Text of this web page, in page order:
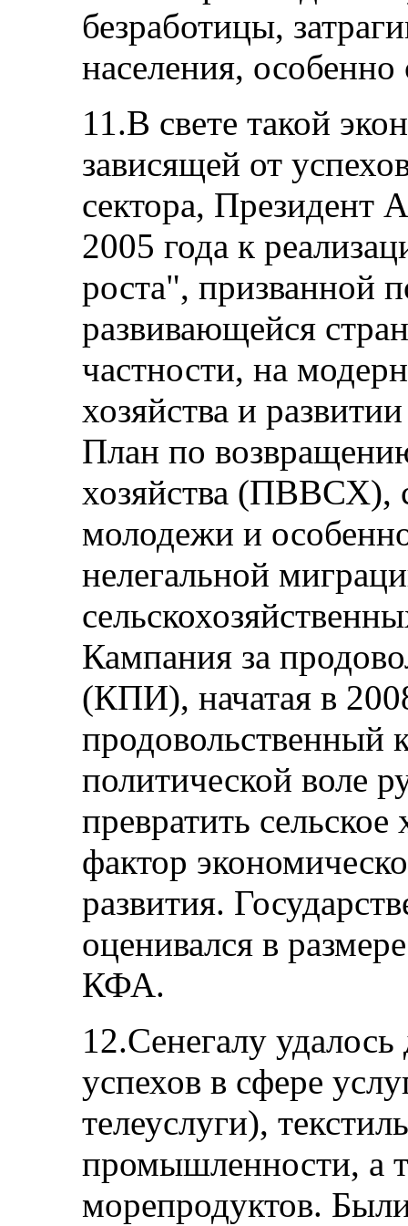
безработицы,
населения,
11.В свете такой
зависящей от
сектора, Президент
2005 года к
роста", призванной
развивающейся
частности, на
хозяйства и
План по
хозяйства (ПВВСХ),
молодежи и
нелегальной
Кампания за
(КПИ), начатая в
продовольственный
политической воле
превратить
фактор
развития.
оценивался в
КФА.
12.Сенегалу
успехов в сфере
телеуслуги),
промышленности, а
морепродуктов.